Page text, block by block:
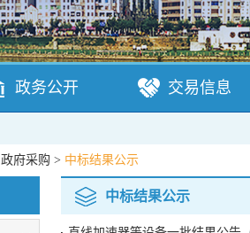
政务公开 交易信息
政府采购 > 中标结果公示
中标结果公示